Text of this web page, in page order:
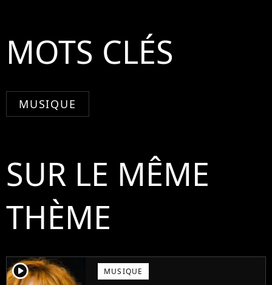
MOTS CLÉS
MUSIQUE
SUR LE MÊME
THÈME
player2 MUSIQUE